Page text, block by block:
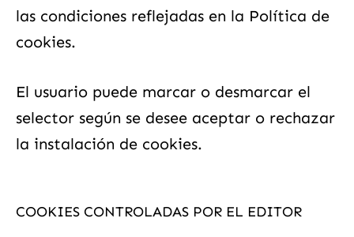
las condiciones reflejadas en la Política de
cookies.
El usuario puede marcar o desmarcar el
selector según se desee aceptar o rechazar
la instalación de cookies.
COOKIES CONTROLADAS POR EL EDITOR